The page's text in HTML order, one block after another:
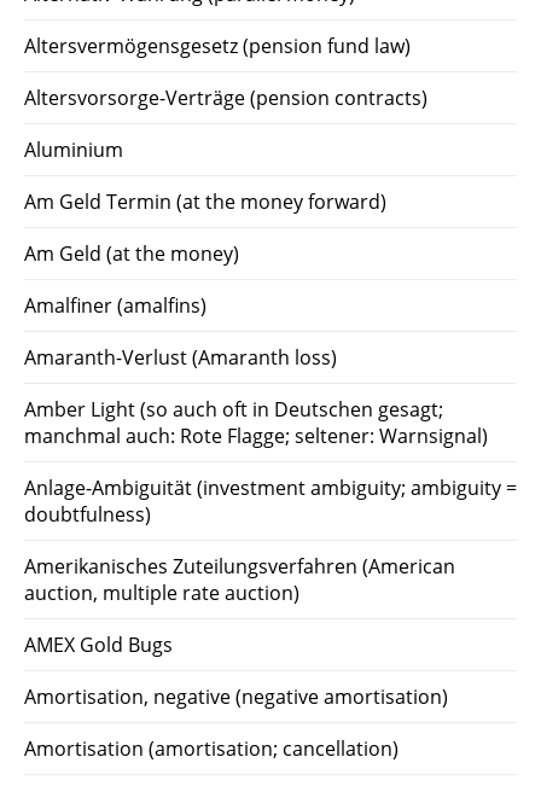
Altersvermögensgesetz (pension fund law)
Altersvorsorge-Verträge (pension contracts)
Aluminium
Am Geld Termin (at the money forward)
Am Geld (at the money)
Amalfiner (amalfins)
Amaranth-Verlust (Amaranth loss)
Amber Light (so auch oft in Deutschen gesagt;
manchmal auch: Rote Flagge; seltener: Warnsignal)
Anlage-Ambiguität (investment ambiguity; ambiguity =
doubtfulness)
Amerikanisches Zuteilungsverfahren (American
auction, multiple rate auction)
AMEX Gold Bugs
Amortisation, negative (negative amortisation)
Amortisation (amortisation; cancellation)